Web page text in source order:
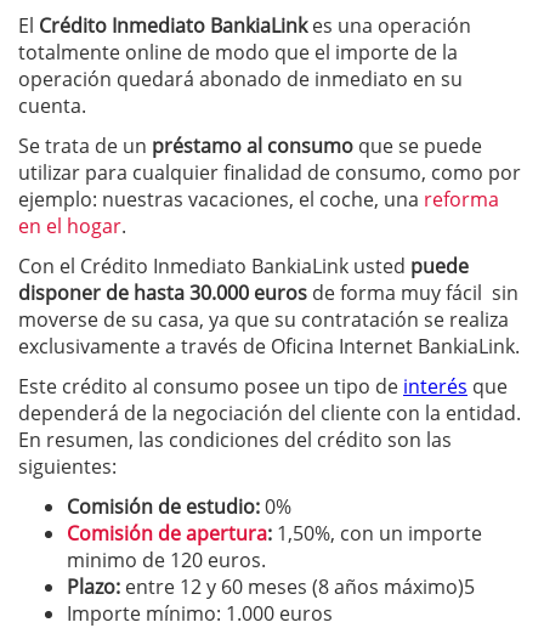
El Crédito Inmediato BankiaLinkes una operación
totalmente online de modo que el importe de la
operación quedará abonado de inmediato en su
cuenta.
Se trata de un préstamo al consumo que se puede
utilizar para cualquier finalidad de consumo, como por
ejemplo: nuestras vacaciones, el coche, una reforma
en el hogar.
Con el Crédito Inmediato BankiaLink usted puede
disponer de hasta 30.000 euros de forma muy fácil sin
moverse de su casa, ya que su contratación se realiza
exclusivamente a través de Oficina Internet BankiaLink.
Este crédito al consumo posee un tipo de interés que
dependerá de la negociación del cliente con la entidad.
En resumen, las condiciones del crédito son las
siguientes:
Comisión de estudio:0%
Comisión de apertura: 1,50%, con un importe
minimo de 120 euros.
Plazo: entre 12 y 60 meses (8 años máximo)5
Importe mínimo: 1.000 euros